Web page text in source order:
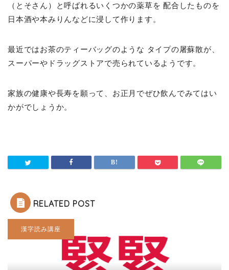
（とそさん）と呼ばれるいくつかの薬草を 配合したものを
日本酒や本みりんなどに浸して作ります。
最近ではお茶のティーバッグのような タイプの屠蘇散が、
スーパーやドラッグストアで売られているようです。
家族の健康や長寿を願って、お正月でぜひ飲んでみてはい
かがでしょうか。
RELATED POST
漢字読み講座